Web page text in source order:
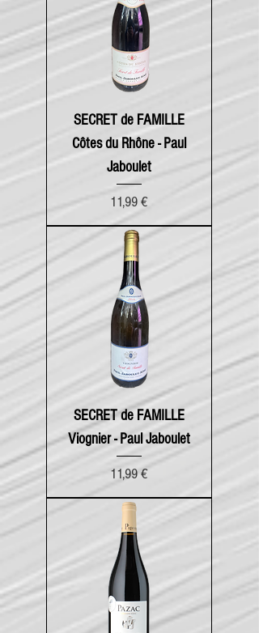
SECRET de FAMILLE
Côtes du Rhône - Paul
Jaboulet
Prix
11,99 €
SECRET de FAMILLE
Viognier - Paul Jaboulet
Prix
11,99 €